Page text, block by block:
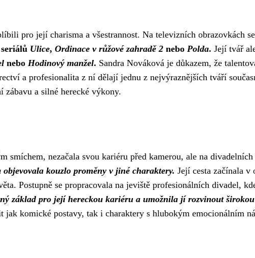
pro její charisma a všestrannost. Na televizních obrazovkách
Ulice, Ordinace v růžové zahradě 2 nebo Polda. Její tvář
nebo Hodinový manžel. Sandra Nováková je důkazem, že
a profesionalita z ní dělají jednu z nejvýraznějších tváří
a silné herecké výkony.
smíchem, nezačala svou kariéru před kamerou, ale na
kouzlo proměny v jiné charaktery. Její cesta začínala
Postupně se propracovala na jeviště profesionálních divadel,
základ pro její hereckou kariéru a umožnila jí rozvinout
jak komické postavy, tak i charaktery s hlubokým emocionálním